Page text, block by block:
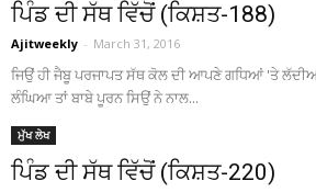
ਪਿੰਡ ਦੀ ਸੱਥ ਵਿੱਚੋਂ (ਕਿਸ਼ਤ-188)
Ajitweekly - March 31, 2016
ਜਿਉਂ ਹੀ ਜੈਬੂ ਪਰਜਾਪਤ ਸੱਥ ਕੋਲ ਦੀ ਆਪਣੇ ਗਧਿਆਂ 'ਤੇ
ਲੰਘਿਆ ਤਾਂ ਬਾਬੇ ਪੂਰਨ ਸਿਉਂ ਨੇ ਨਾਲ...
ਮੁੱਖ ਲੇਖ
ਪਿੰਡ ਦੀ ਸੱਥ ਵਿੱਚੋਂ (ਕਿਸ਼ਤ-220)